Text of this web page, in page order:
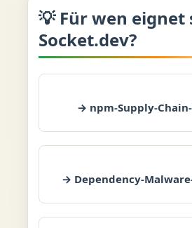
💡 Für wen eignet
Socket.dev?
→ npm-Supply-
→ Dependency-